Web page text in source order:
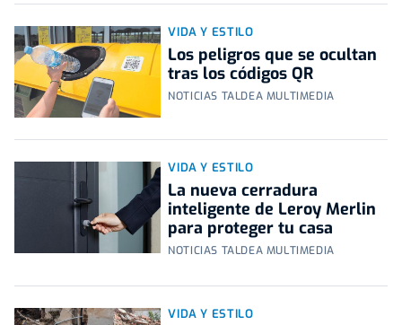
VIDA Y ESTILO
Los peligros que se ocultan
tras los códigos QR
NOTICIAS TALDEA MULTIMEDIA
VIDA Y ESTILO
La nueva cerradura
inteligente de Leroy Merlin
para proteger tu casa
NOTICIAS TALDEA MULTIMEDIA
VIDA Y ESTILO